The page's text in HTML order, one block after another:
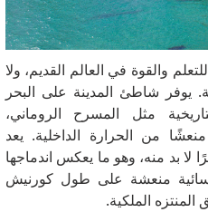
والقوة في العالم القديم، ولا
يوفر شاطئ المدينة على البحر
مثل المسرح الروماني،
من الحرارة الداخلية. يعد
لا بد منه، وهو ما يعكس اندماجها
منعشة على طول كورنيش
الملكية.